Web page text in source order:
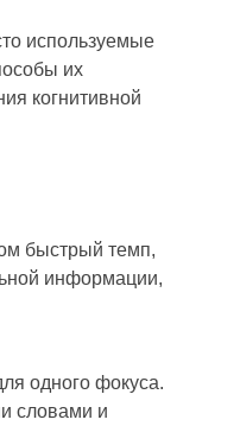
используемые
их
когнитивной
быстрый темп,
информации,
одного фокуса.
словами и